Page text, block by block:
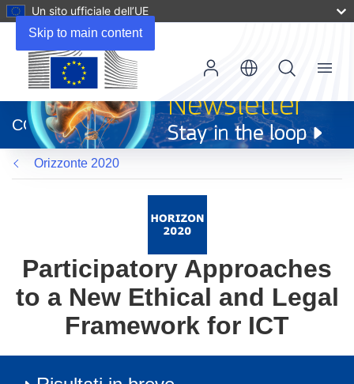
Skip to main content
Un sito ufficiale dell’UE
apre
in
una
nuova
finestra)
CORDIS
Menu
Orizzonte 2020
Participatory Approaches
to a New Ethical and Legal
Framework for ICT